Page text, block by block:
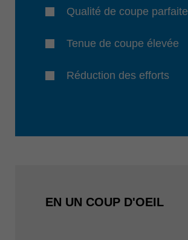
Qualité de coupe parfaite
Tenue de coupe élevée
Réduction des efforts
EN UN COUP D'OEIL